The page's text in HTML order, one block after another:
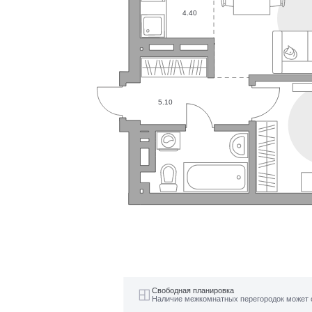
4.40
5.10
Свободная планировка
Наличие межкомнатных перегородок может